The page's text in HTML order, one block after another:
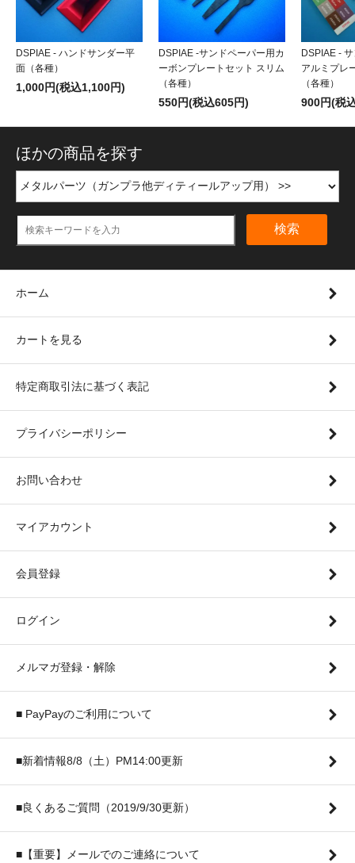
DSPIAE - ハンドサンダー平
面（各種）
1,000円(税込1,100円)
DSPIAE -サンドペーパー用カ
ーボンプレートセット スリム
（各種）
550円(税込605円)
DSPIAE -
アルミプレ
（各種）
900円(税
ほかの商品を探す
検索
ホーム
カートを見る
特定商取引法に基づく表記
プライバシーポリシー
お問い合わせ
マイアカウント
会員登録
ログイン
メルマガ登録・解除
■ PayPayのご利用について
■新着情報8/8（土）PM14:00更新
■良くあるご質問（2019/9/30更新）
■【重要】メールでのご連絡について